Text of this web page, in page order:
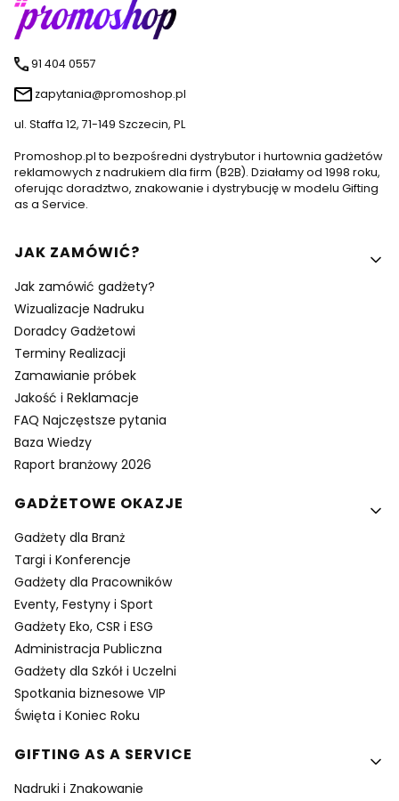
91 404 0557
zapytania@promoshop.pl
ul. Staffa 12, 71-149 Szczecin, PL
Promoshop.pl to bezpośredni dystrybutor i hurtownia gadżetów
reklamowych z nadrukiem dla firm (B2B). Działamy od 1998 roku,
oferując doradztwo, znakowanie i dystrybucję w modelu Gifting
as a Service.
Linki w stopce
JAK ZAMÓWIĆ?
Jak zamówić gadżety?
Wizualizacje Nadruku
Doradcy Gadżetowi
Terminy Realizacji
Zamawianie próbek
Jakość i Reklamacje
FAQ Najczęstsze pytania
Baza Wiedzy
Raport branżowy 2026
GADŻETOWE OKAZJE
Gadżety dla Branż
Targi i Konferencje
Gadżety dla Pracowników
Eventy, Festyny i Sport
Gadżety Eko, CSR i ESG
Administracja Publiczna
Gadżety dla Szkół i Uczelni
Spotkania biznesowe VIP
Święta i Koniec Roku
GIFTING AS A SERVICE
Nadruki i Znakowanie